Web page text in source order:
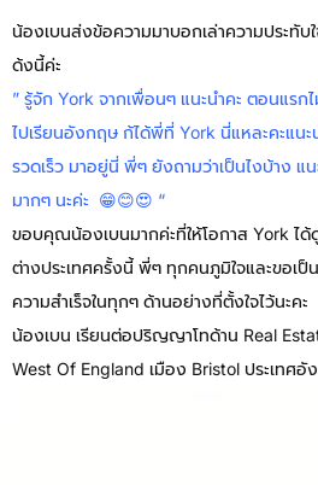
น้องเบนส่งข้อความมาบอกเล่าความประทับ
ด้งนี้ค่ะ
” รู้จัก York จากเพื่อนๆ แนะนำคะ ตอนแรก
ไปเรียนอังกฤษ ก้ได้พี่ที่ York นี่แหละคะแน
รวดเร็ว มาอยู่นี่ พี่ๆ ยังถามว่าเป็นไงบ้าง
มากๆ นะค่ะ 😁😊😍 “
ขอบคุณน้องเบนมากค่ะที่ให้โอกาส York ได้
ต่างประเทศครั้งนี้ พี่ๆ ทุกคนภูมิใจและขอเป็
ความสำเร็จในทุกๆ ด้านอย่างที่ตั้งใจไว้นะคะ
น้องเบน เรียนต่อปริญญาโทด้าน Real
West Of England เมือง Bristol ประเทศอั